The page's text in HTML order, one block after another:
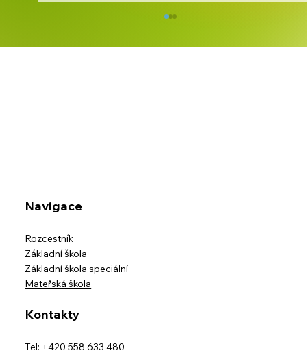
Navigace
Rozcestník
Základní škola
Základní škola speciální
Mateřská škola
Kontakty
Tel: +420 558 633 480